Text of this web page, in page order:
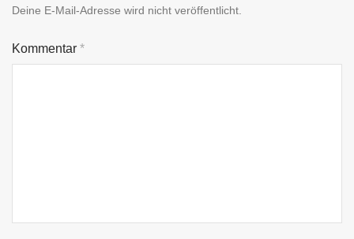
Deine E-Mail-Adresse wird nicht veröffentlicht.
Kommentar *